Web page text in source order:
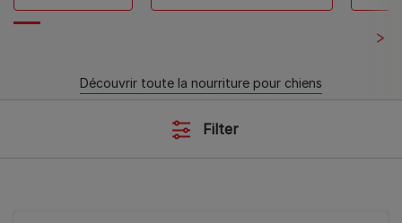
Découvrir toute la nourriture pour chiens
Filter